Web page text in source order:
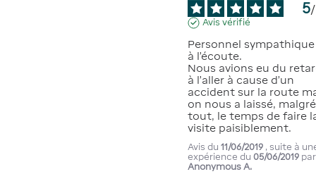
5/
Avis vérifié
Personnel
à l’écoute.
Nous avions eu du
à l'aller à cause d'un
accident sur la route
on nous a laissé, malgré
tout, le temps de faire
visite paisiblement.
Avis du11/06/2019 , suite à
expérience du05/06/2019 par
Anonymous A.